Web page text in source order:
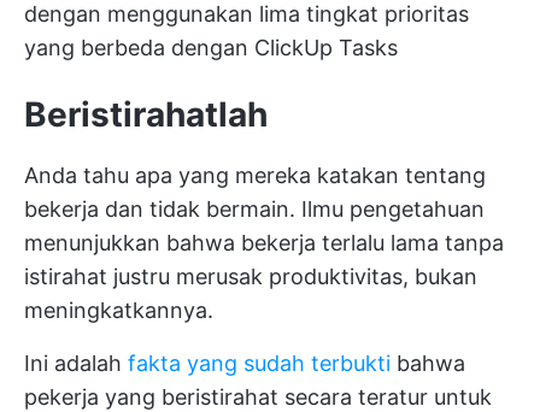
dengan menggunakan lima tingkat prioritas
yang berbeda dengan ClickUp Tasks
Beristirahatlah
Anda tahu apa yang mereka katakan tentang
bekerja dan tidak bermain. Ilmu pengetahuan
menunjukkan bahwa bekerja terlalu lama tanpa
istirahat justru merusak produktivitas, bukan
meningkatkannya.
Ini adalah fakta yang sudah terbukti bahwa
pekerja yang beristirahat secara teratur untuk